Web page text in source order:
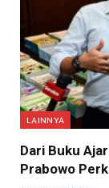
LAINNYA
Dari Buku
Prabowo